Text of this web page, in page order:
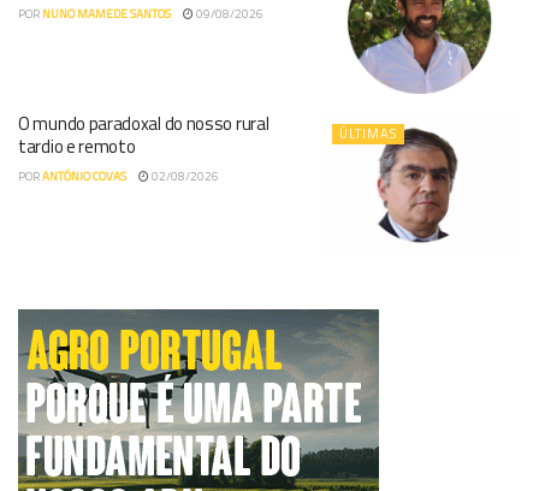
POR NUNO MAMEDE SANTOS 09/08/2026
ÚLTIMAS
O mundo paradoxal do nosso rural
tardio e remoto
PORANTÓNIO COVAS 02/08/2026